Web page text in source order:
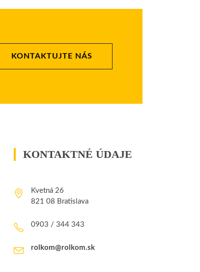
KONTAKTUJTE NÁS
KONTAKTNÉ ÚDAJE
Kvetná 26
821 08 Bratislava
0903 / 344 343
rolkom@rolkom.sk